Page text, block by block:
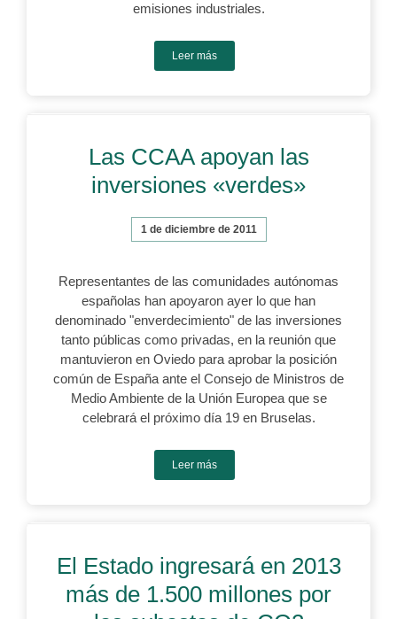
emisiones industriales.
Leer más
Las CCAA apoyan las
inversiones «verdes»
1 de diciembre de 2011
Representantes de las comunidades autónomas
españolas han apoyaron ayer lo que han
denominado "enverdecimiento" de las inversiones
tanto públicas como privadas, en la reunión que
mantuvieron en Oviedo para aprobar la posición
común de España ante el Consejo de Ministros de
Medio Ambiente de la Unión Europea que se
celebrará el próximo día 19 en Bruselas.
Leer más
El Estado ingresará en 2013
más de 1.500 millones por